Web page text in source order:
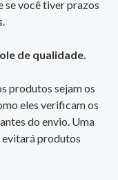
se você tiver prazos
de qualidade.
produtos sejam os
eles verificam os
do envio. Uma
evitará produtos